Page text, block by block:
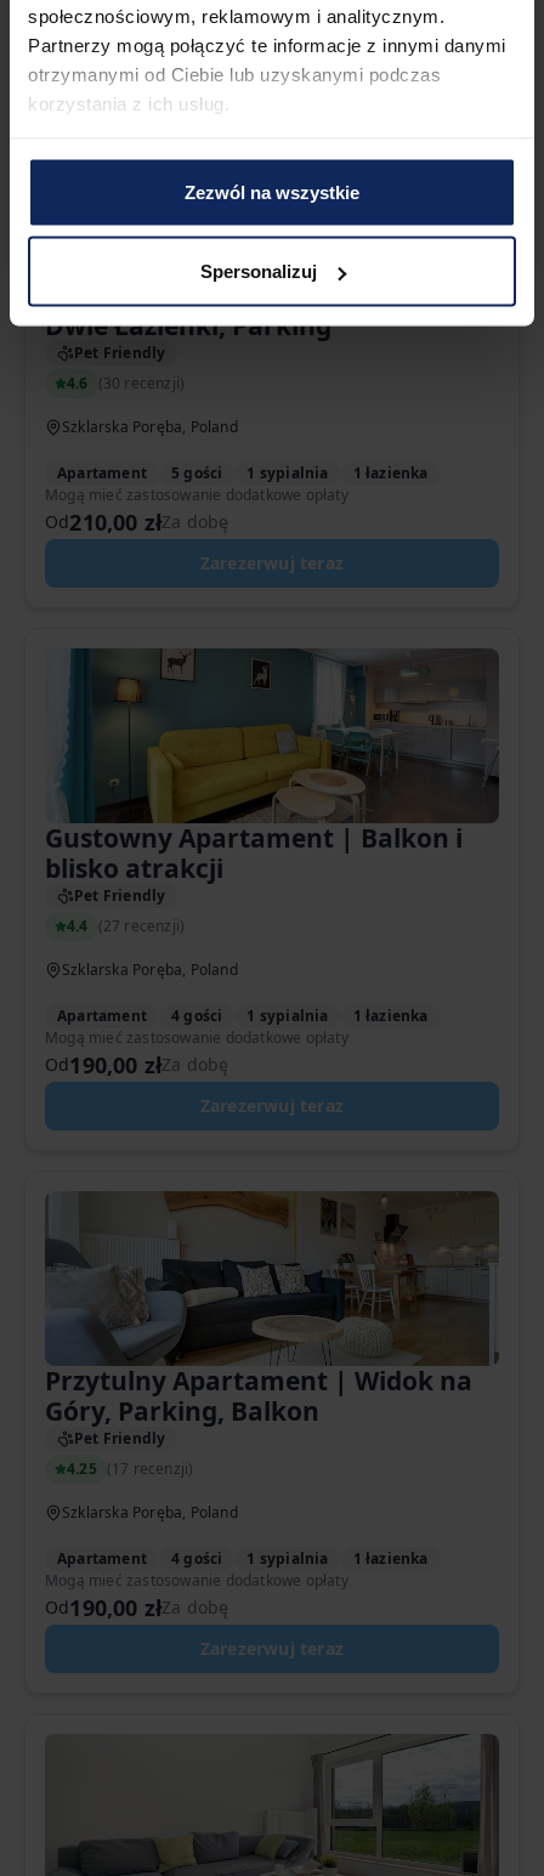
społecznościowym, reklamowym i analitycznym.
Partnerzy mogą połączyć te informacje z innymi danymi
otrzymanymi od Ciebie lub uzyskanymi podczas
korzystania z ich usług.
Zezwól na wszystkie
Spersonalizuj
Zarezerwuj teraz
Jasny Apartament z Balkonem |
Dwie Łazienki, Parking
Pet Friendly
4.6
(30 recenzji)
Szklarska Poręba, Poland
Apartament 5 gości 1 sypialnia 1 łazienka
Od210,00 złZa dobę
Zarezerwuj teraz
Mogą mieć zastosowanie dodatkowe opłaty
Gustowny Apartament | Balkon i
blisko atrakcji
Pet Friendly
4.4 (27 recenzji)
Szklarska Poręba, Poland
Apartament 4 gości 1 sypialnia 1 łazienka
Od190,00 złZa dobę
Zarezerwuj teraz
Mogą mieć zastosowanie dodatkowe opłaty
Przytulny Apartament | Widok na
Góry, Parking, Balkon
Pet Friendly
4.25 (17 recenzji)
Szklarska Poręba, Poland
Apartament 4 gości 1 sypialnia 1 łazienka
Od190,00 złZa dobę
Zarezerwuj teraz
Mogą mieć zastosowanie dodatkowe opłaty